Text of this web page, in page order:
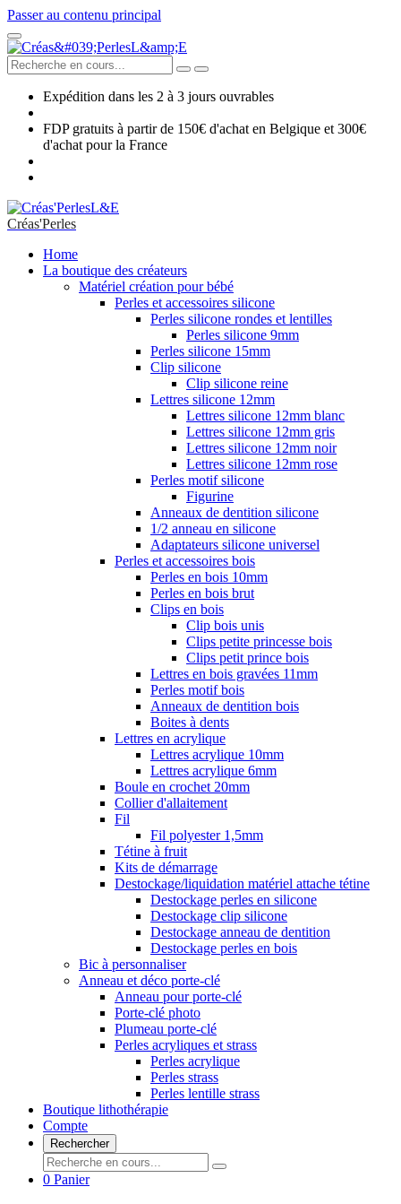
Passer au contenu principal
Expédition dans les 2 à 3 jours ouvrables
FDP gratuits à partir de 150€ d'achat en Belgique et 300€
d'achat pour la France
Créas'Perles
Home
La boutique des créateurs
Matériel création pour bébé
Perles et accessoires silicone
Perles silicone rondes et lentilles
Perles silicone 9mm
Perles silicone 15mm
Clip silicone
Clip silicone reine
Lettres silicone 12mm
Lettres silicone 12mm blanc
Lettres silicone 12mm gris
Lettres silicone 12mm noir
Lettres silicone 12mm rose
Perles motif silicone
Figurine
Anneaux de dentition silicone
1/2 anneau en silicone
Adaptateurs silicone universel
Perles et accessoires bois
Perles en bois 10mm
Perles en bois brut
Clips en bois
Clip bois unis
Clips petite princesse bois
Clips petit prince bois
Lettres en bois gravées 11mm
Perles motif bois
Anneaux de dentition bois
Boites à dents
Lettres en acrylique
Lettres acrylique 10mm
Lettres acrylique 6mm
Boule en crochet 20mm
Collier d'allaitement
Fil
Fil polyester 1,5mm
Tétine à fruit
Kits de démarrage
Destockage/liquidation matériel attache tétine
Destockage perles en silicone
Destockage clip silicone
Destockage anneau de dentition
Destockage perles en bois
Bic à personnaliser
Anneau et déco porte-clé
Anneau pour porte-clé
Porte-clé photo
Plumeau porte-clé
Perles acryliques et strass
Perles acrylique
Perles strass
Perles lentille strass
Boutique lithothérapie
Compte
Rechercher
0 Panier